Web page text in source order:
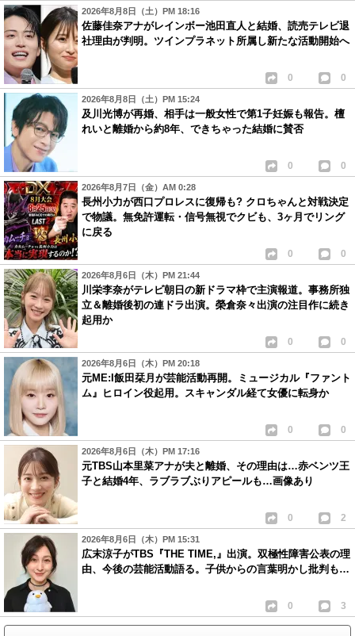
2026年8月8日（土）PM 18:16
佐藤佳奈アナがレインボー池田直人と結婚、読売テレビ退
社理由が判明。ツインプラネット所属し新たな活動開始へ
0 0
2026年8月8日（土）PM 15:24
及川光博が再婚、相手は一般女性で第1子妊娠も報告。檀
れいと離婚から約8年、できちゃった結婚に賛否
0 0
2026年8月7日（金）AM 0:28
長州小力が西口プロレスに復帰も? クロちゃんと対戦決定
で物議。無免許運転・信号無視でクビも、3ヶ月でリング
に戻る
0 0
2026年8月6日（木）PM 21:44
川栄李奈がテレビ朝日の新ドラマ枠で主演報道。事務所独
立＆離婚後初の連ドラ出演。榮倉奈々出演の注目作に続き
起用か
0 0
2026年8月6日（木）PM 20:18
元ME:I飯田栞月が芸能活動再開。ミュージカル『ファント
ム』ヒロイン役起用。スキャンダル経て女優に転身か
0 0
2026年8月6日（木）PM 17:16
元TBS山本里菜アナが夫と離婚、その理由は…赤ベンツ王
子と結婚4年、ラブラブぶりアピールも…画像あり
0 2
2026年8月6日（木）PM 15:31
広末涼子がTBS『THE TIME,』出演。双極性障害公表の理
由、今後の芸能活動語る。子供からの言葉明かし批判も…
0 3